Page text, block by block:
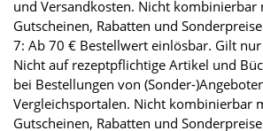
und Versandkosten. Nicht kombinierbar
Gutscheinen, Rabatten und
7: Ab 70 € Bestellwert einlösbar. Gilt
Nicht auf rezeptpflichtige Artikel und
bei Bestellungen von (Sonder-
Vergleichsportalen. Nicht kombinierbar
Gutscheinen, Rabatten und